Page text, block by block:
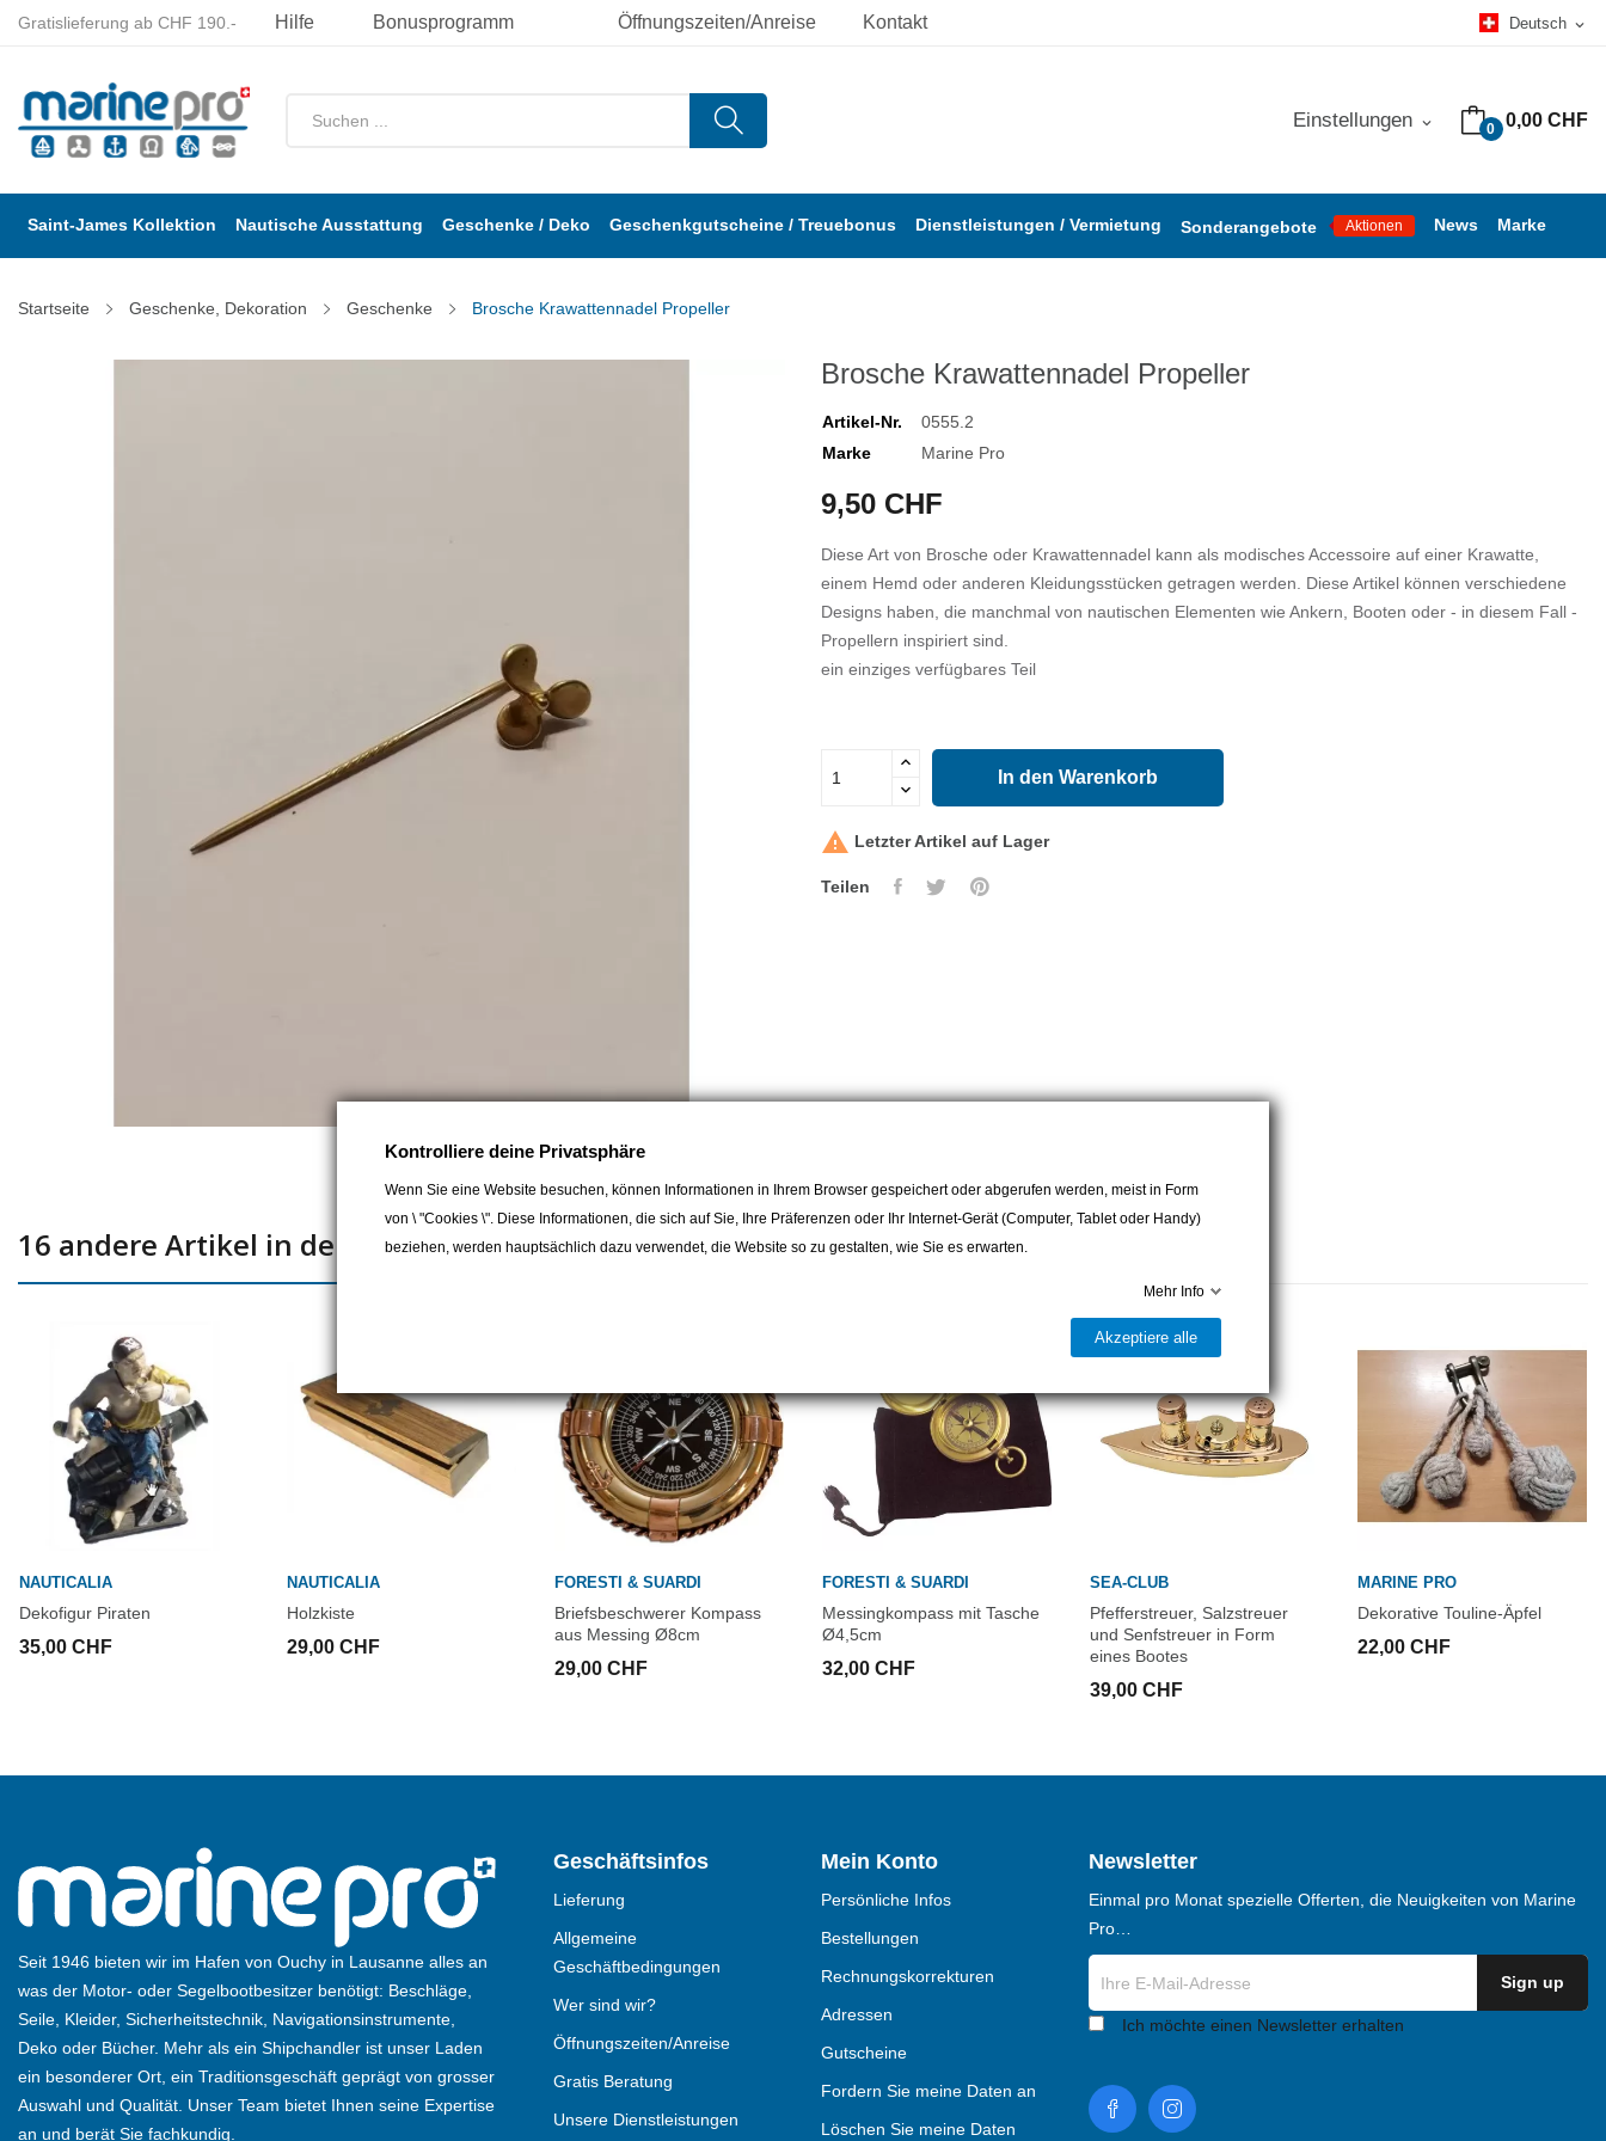
Öffnungszeiten/Anreise Kontakt Deutsch expand_more
Gratislieferung ab CHF 190.- Hilfe Bonusprogramm
0 0,00 CHF
Einstellungen expand_more
Saint-James Kollektion Nautische Ausstattung Geschenke / Deko Geschenkgutscheine / Treuebonus Dienstleistungen / Vermietung Sonderangebote Aktionen News Marke
Startseite Geschenke, Dekoration Geschenke Brosche Krawattennadel Propeller
Brosche Krawattennadel Propeller
Artikel-Nr.
0555.2
Marke
Marine Pro
9,50 CHF
Diese Art von Brosche oder Krawattennadel kann als modisches Accessoire auf einer Krawatte,
einem Hemd oder anderen Kleidungsstücken getragen werden. Diese Artikel können verschiedene
Designs haben, die manchmal von nautischen Elementen wie Ankern, Booten oder - in diesem Fall -
Propellern inspiriert sind.
ein einziges verfügbares Teil
In den Warenkorb
 Letzter Artikel auf Lager
Teilen
16 andere Artikel in der gleichen Kategorie:
NAUTICALIA
Dekofigur Piraten
35,00 CHF
NAUTICALIA
Holzkiste
29,00 CHF
FORESTI & SUARDI
Briefsbeschwerer Kompass
aus Messing Ø8cm
29,00 CHF
FORESTI & SUARDI
Messingkompass mit Tasche
Ø4,5cm
32,00 CHF
SEA-CLUB
Pfefferstreuer, Salzstreuer
und Senfstreuer in Form
eines Bootes
39,00 CHF
MARINE PRO
Dekorative Touline-Äpfel
22,00 CHF
Seit 1946 bieten wir im Hafen von Ouchy in Lausanne alles an
was der Motor- oder Segelbootbesitzer benötigt: Beschläge,
Seile, Kleider, Sicherheitstechnik, Navigationsinstrumente,
Deko oder Bücher. Mehr als ein Shipchandler ist unser Laden
ein besonderer Ort, ein Traditionsgeschäft geprägt von grosser
Auswahl und Qualität. Unser Team bietet Ihnen seine Expertise
an und berät Sie fachkundig.
Geschäftsinfos
Lieferung
Allgemeine
Geschäftbedingungen
Wer sind wir?
Öffnungszeiten/Anreise
Gratis Beratung
Unsere Dienstleistungen
Mein Konto
Persönliche Infos
Bestellungen
Rechnungskorrekturen
Adressen
Gutscheine
Fordern Sie meine Daten an
Löschen Sie meine Daten
Newsletter
Einmal pro Monat spezielle Offerten, die Neuigkeiten von Marine
Pro…
Ich möchte einen Newsletter erhalten
Kontrolliere deine Privatsphäre
Wenn Sie eine Website besuchen, können Informationen in Ihrem Browser gespeichert oder abgerufen werden, meist in Form
von \ "Cookies \". Diese Informationen, die sich auf Sie, Ihre Präferenzen oder Ihr Internet-Gerät (Computer, Tablet oder Handy)
beziehen, werden hauptsächlich dazu verwendet, die Website so zu gestalten, wie Sie es erwarten.
Mehr Info
Akzeptiere alle